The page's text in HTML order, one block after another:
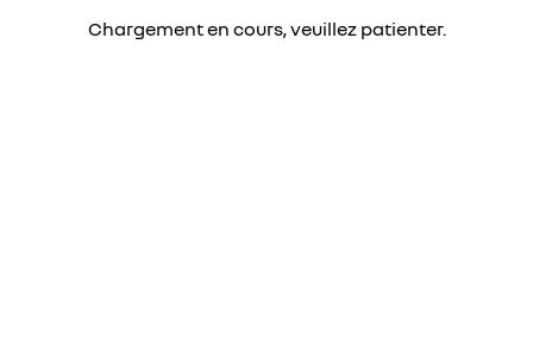
Chargement en cours, veuillez patienter.